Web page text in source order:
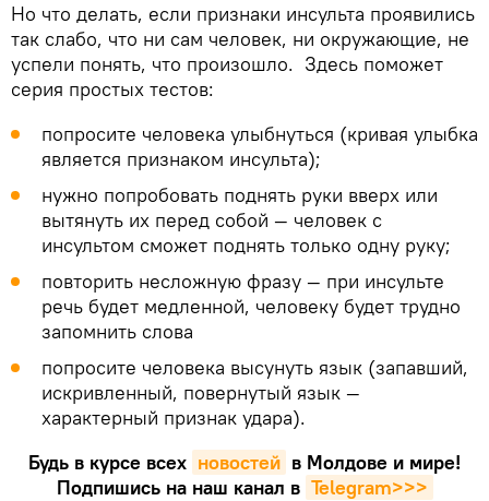
Но что делать, если признаки инсульта проявились
так слабо, что ни сам человек, ни окружающие, не
успели понять, что произошло. Здесь поможет
серия простых тестов:
попросите человека улыбнуться (кривая улыбка
является признаком инсульта);
нужно попробовать поднять руки вверх или
вытянуть их перед собой — человек с
инсультом сможет поднять только одну руку;
повторить несложную фразу — при инсульте
речь будет медленной, человеку будет трудно
запомнить слова
попросите человека высунуть язык (запавший,
искривленный, повернутый язык —
характерный признак удара).
Будь в курсе всех новостей в Молдове и мире!
Подпишись на наш канал в Telegram>>>